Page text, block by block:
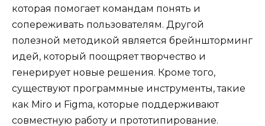
которая помогает командам понять и
сопереживать пользователям. Другой
полезной методикой является брейншторминг
идей, который поощряет творчество и
генерирует новые решения. Кроме того,
существуют программные инструменты, такие
как Miro и Figma, которые поддерживают
совместную работу и прототипирование.